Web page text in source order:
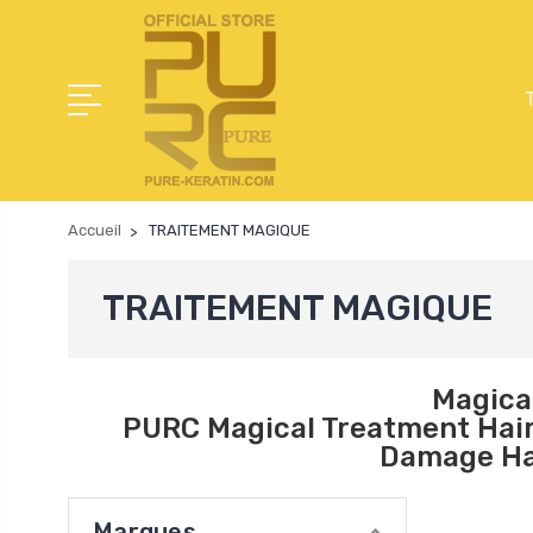
Accueil TRAITEMENT MAGIQUE
TRAITEMENT MAGIQUE
PURC Magical Treatment
Damage